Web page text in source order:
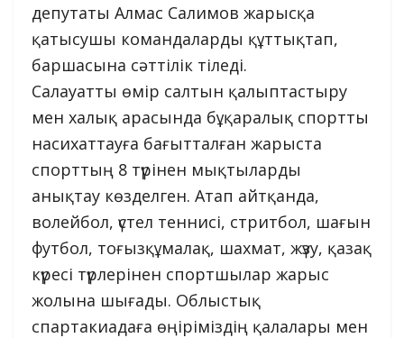
депутаты Алмас Салимов жарысқа
қатысушы командаларды құттықтап,
баршасына сәттілік тіледі.
Салауатты өмір салтын қалыптастыру
мен халық арасында бұқаралық спортты
насихаттауға бағытталған жарыста
спорттың 8 түрінен мықтыларды
анықтау көзделген. Атап айтқанда,
волейбол, үстел теннисі, стритбол, шағын
футбол, тоғызқұмалақ, шахмат, жүзу, қазақ
күресі түрлерінен спортшылар жарыс
жолына шығады. Облыстық
спартакиадаға өңіріміздің қалалары мен